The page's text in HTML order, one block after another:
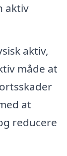
aktiv
aktiv,
måde at
at
reducere